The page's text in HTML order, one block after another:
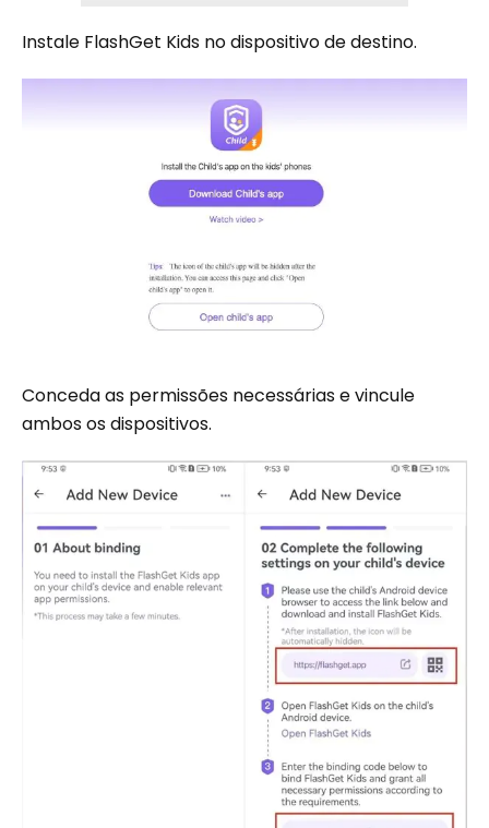
Instale FlashGet Kids no dispositivo de destino.
Conceda as permissões necessárias e vincule
ambos os dispositivos.